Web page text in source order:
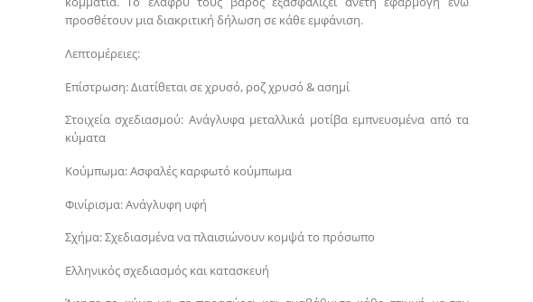
προσθέτουν μια διακριτική δήλωση σε κάθε εμφάνιση.
Λεπτομέρειες:
Επίστρωση: Διατίθεται σε χρυσό, ροζ χρυσό & ασημί
Στοιχεία σχεδιασμού: Ανάγλυφα μεταλλικά μοτίβα εμπνευσμένα από τα
κύματα
Κούμπωμα: Ασφαλές καρφωτό κούμπωμα
Φινίρισμα: Ανάγλυφη υφή
Σχήμα: Σχεδιασμένα να πλαισιώνουν κομψά το πρόσωπο
Ελληνικός σχεδιασμός και κατασκευή